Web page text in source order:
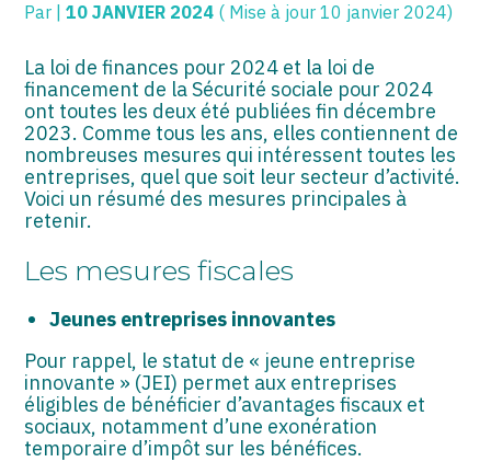
HOLDING
PARTICULIERS
EXPATRIÉ NON RÉSIDANT
IMPATRIÉ / EXPATRIÉ
ASSOCIATIONS
START-UP
SECTEUR AUDIOVISUEL
Être prêt pour la facturation
Par |10 JANVIER 2024 ( Mise à jour 10 janvier 2024)
La loi de finances pour 2024 et la loi de
financement de la Sécurité sociale pour 2024
ont toutes les deux été publiées fin décembre
2023. Comme tous les ans, elles contiennent de
nombreuses mesures qui intéressent toutes les
entreprises, quel que soit leur secteur d’activité.
Voici un résumé des mesures principales à
retenir.
Les mesures fiscales
Jeunes entreprises innovantes
Pour rappel, le statut de « jeune entreprise
innovante » (JEI) permet aux entreprises
éligibles de bénéficier d’avantages fiscaux et
sociaux, notamment d’une exonération
temporaire d’impôt sur les bénéfices.